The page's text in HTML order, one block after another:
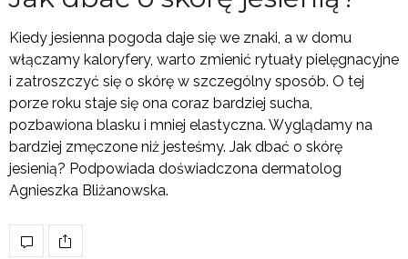
Kiedy jesienna pogoda daje się we znaki, a w domu
włączamy kaloryfery, warto zmienić rytuały pielęgnacyjne
i zatroszczyć się o skórę w szczególny sposób. O tej
porze roku staje się ona coraz bardziej sucha,
pozbawiona blasku i mniej elastyczna. Wyglądamy na
bardziej zmęczone niż jesteśmy. Jak dbać o skórę
jesienią? Podpowiada doświadczona dermatolog
Agnieszka Bliżanowska.